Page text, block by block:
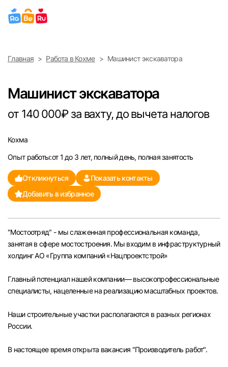
Выберите город
Санкт-Петербург
Ижевск
Екатеринбург
Саратов
Казань
Челябинск
Самара
Оренбург
Волгоград
Главная Работа в Кохме Машинист экскаватора
Машинист экскаватора
от 140 000₽ за вахту, до вычета налогов
Кохма
Опыт работы:от 1 до 3 лет, полный день, полная занятость
Откликнуться
Показать контакты
Добавить в избранное
"Мостоотряд" - мы слаженная профессиональная команда,
занятая в сфере мостостроения. Мы входим в инфраструктурный
холдинг АО «Группа компаний «Нацпроектстрой»
Главный потенциал нашей компании— высокопрофессиональные
специалисты, нацеленные на реализацию масштабных проектов.
Наши строительные участки располагаются в разных регионах
России.
В настоящее время открыта вакансия "Производитель работ".